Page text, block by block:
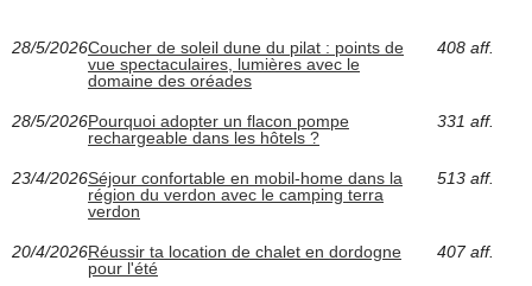
28/5/2026Coucher de soleil dune du pilat : points de
vue spectaculaires, lumières avec le
domaine des oréades
408 aff.
28/5/2026Pourquoi adopter un flacon pompe
rechargeable dans les hôtels ?
331 aff.
23/4/2026Séjour confortable en mobil-home dans la
région du verdon avec le camping terra
verdon
513 aff.
20/4/2026Réussir ta location de chalet en dordogne
pour l'été
407 aff.